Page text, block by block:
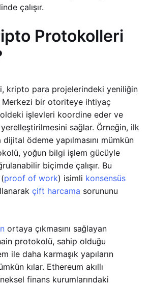
çalışır.
Protokolleri
kripto para projelerindeki yeniliğin
Merkezi bir otoriteye ihtiyaç
işlevleri koordine eder ve
sağlar. Örneğin, ilk
ödeme yapılmasını mümkün
yoğun bilgi işlem gücüyle
biçimde çalışır. Bu
proof of work) isimli konsensüs
çift harcama sorununu
ortaya çıkmasını sağlayan
protokolü, sahip olduğu
ile daha karmaşık yapıların
kılar. Ethereum akıllı
finans kurumlarındaki